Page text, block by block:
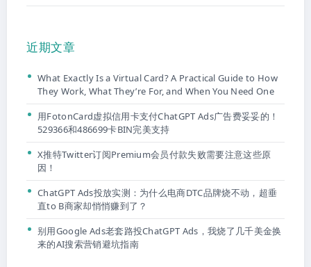
近期文章
What Exactly Is a Virtual Card? A Practical Guide to How
They Work, What They’re For, and When You Need One
用FotonCard虚拟信用卡支付ChatGPT Ads广告费妥妥的！
529366和486699卡BIN完美支持
X推特Twitter订阅Premium会员付款失败需要注意这些原
因！
ChatGPT Ads投放实测：为什么电商DTC品牌烧不动，超垂
直to B商家却悄悄赚到了？
别用Google Ads老套路投ChatGPT Ads，我烧了几千美金换
来的AI搜索营销避坑指南